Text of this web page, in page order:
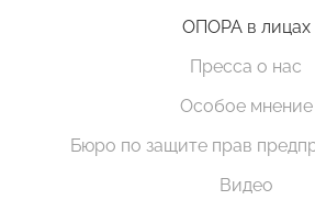
ОПОРА в лицах
Пресса о нас
Особое мнение
Бюро по защите прав
Видео